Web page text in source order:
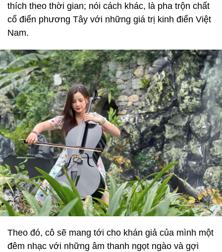
thích theo thời gian; nói cách khác, là pha trộn chất
cổ điển phương Tây với những giá trị kinh điển Việt
Nam.
Theo đó, cô sẽ mang tới cho khán giả của mình một
đêm nhạc với những âm thanh ngọt ngào và gợi